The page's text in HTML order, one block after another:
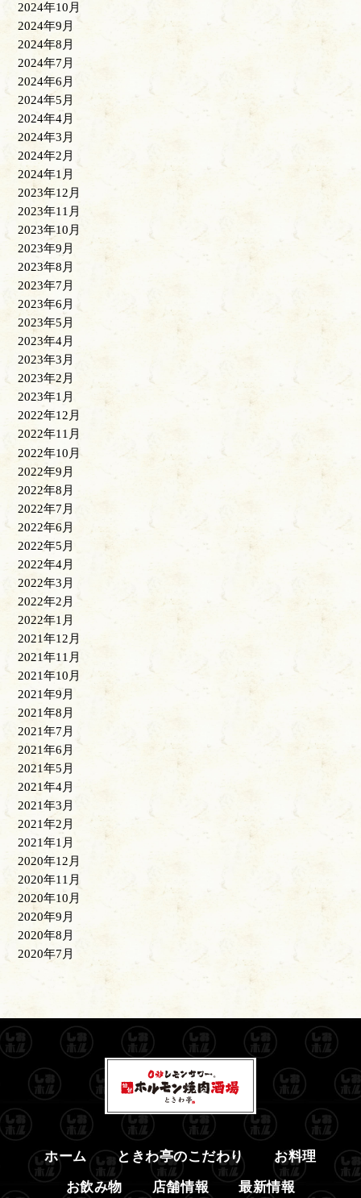
2024年10月
2024年9月
2024年8月
2024年7月
2024年6月
2024年5月
2024年4月
2024年3月
2024年2月
2024年1月
2023年12月
2023年11月
2023年10月
2023年9月
2023年8月
2023年7月
2023年6月
2023年5月
2023年4月
2023年3月
2023年2月
2023年1月
2022年12月
2022年11月
2022年10月
2022年9月
2022年8月
2022年7月
2022年6月
2022年5月
2022年4月
2022年3月
2022年2月
2022年1月
2021年12月
2021年11月
2021年10月
2021年9月
2021年8月
2021年7月
2021年6月
2021年5月
2021年4月
2021年3月
2021年2月
2021年1月
2020年12月
2020年11月
2020年10月
2020年9月
2020年8月
2020年7月
ホーム ときわ亭のこだわり お料理
お飲み物 店舗情報 最新情報